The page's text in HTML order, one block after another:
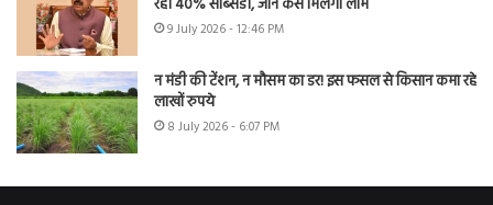
9 July 2026 - 12:46 PM
न मंडी की टेंशन, न मौसम का डर! इस फसल से किसान कमा रहे
लाखों रुपये
8 July 2026 - 6:07 PM